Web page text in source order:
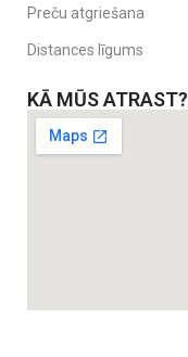
Preču atgriešana
Distances līgums
KĀ MŪS ATRAST?